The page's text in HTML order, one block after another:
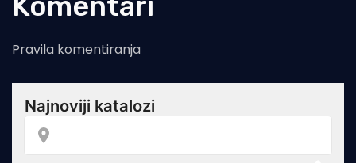
Pravila komentiranja